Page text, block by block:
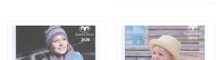
39.00 kr.